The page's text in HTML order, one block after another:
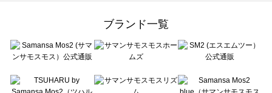
sō4ū（ソウフォーユー）のルームウェア一覧
Te chichi（テチチ）のルームウェア一覧
Te chichi CLASSIC（テチチ クラシック）のルームウェア一覧
Lugnoncure（ルノンキュール）のルームウェア一覧
ブランド一覧